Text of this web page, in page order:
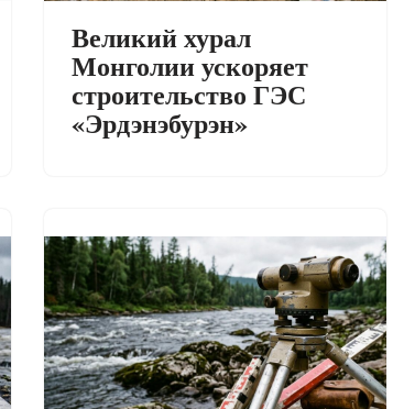
Великий хурал
Монголии ускоряет
строительство ГЭС
«Эрдэнэбурэн»